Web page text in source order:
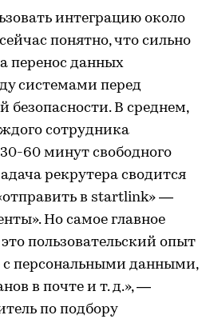
интеграцию около
понятно, что сильно
перенос данных
системами перед
безопасности. В среднем,
сотрудника
60 минут свободного
рекрутера сводится
в startlink» —
Но самое главное
пользовательский опыт
с персональными данными,
в почте и т. д.», —
по подбору